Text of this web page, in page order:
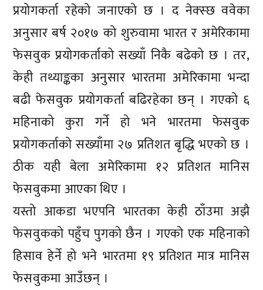
प्रयोगकर्ता रहेको जनाएको छ । द नेक्स्छ ववेका
अनुसार बर्ष २०१७ को शुरुवामा भारत र अमेरिकामा
फेसवुक प्रयोगकर्ताको सख्याँ निकै बढेको छ । तर,
केही तथ्याङ्कका अनुसार भारतमा अमेरिकामा भन्दा
बढी फेसवुक प्रयोगकर्ता बढिरहेका छन् । गएको ६
महिनाको कुरा गर्ने हो भने भारतमा फेसवुक
प्रयोगकर्ताको सख्याँमा २७ प्रतिशत बृद्धि भएको छ ।
ठीक यही बेला अमेरिकामा १२ प्रतिशत मानिस
फेसवुकमा आएका थिए ।
यस्तो आकडा भएपनि भारतका केही ठाँउमा अझै
फेसवुकको पहुँच पुगको छैन । गएको एक महिनाको
हिसाव हेर्ने हो भने भारतमा १९ प्रतिशत मात्र मानिस
फेसवुकमा आउँछन् ।